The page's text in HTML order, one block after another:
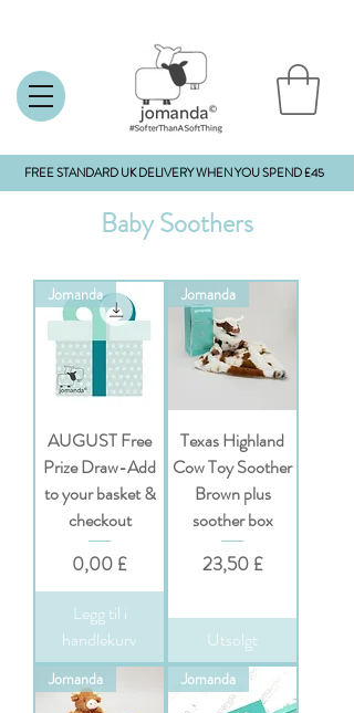
FREE STANDARD UK DELIVERY WHEN YOU SPEND £45
Baby Soothers
Jomanda
AUGUST Free
Prize Draw-Add
to your basket &
checkout
Pris
0,00 £
Legg til i
handlekurv
Jomanda
Texas Highland
Cow Toy Soother
Brown plus
soother box
Pris
23,50 £
Utsolgt
Jomanda Jomanda